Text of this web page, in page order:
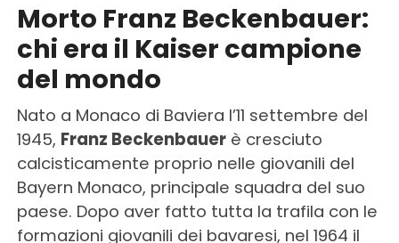
Morto Franz Beckenbauer:
chi era il Kaiser campione
del mondo
Nato a Monaco di Baviera l’11 settembre del
1945, Franz Beckenbauerè cresciuto
calcisticamente proprio nelle giovanili del
Bayern Monaco, principale squadra del suo
paese. Dopo aver fatto tutta la trafila con le
formazioni giovanili dei bavaresi, nel 1964 il